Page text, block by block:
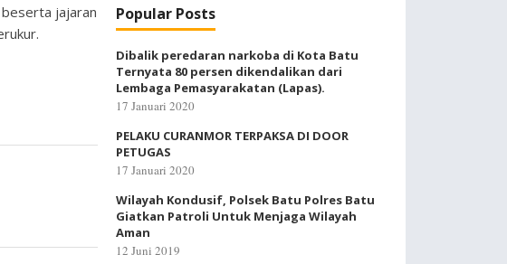
jajaran
Popular Posts
Dibalik peredaran narkoba di Kota Batu
Ternyata 80 persen dikendalikan dari
Lembaga Pemasyarakatan (Lapas).
17 Januari 2020
PELAKU CURANMOR TERPAKSA DI DOOR
PETUGAS
17 Januari 2020
Wilayah Kondusif, Polsek Batu Polres Batu
Giatkan Patroli Untuk Menjaga Wilayah
Aman
12 Juni 2019